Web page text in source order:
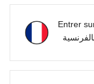
Entrer